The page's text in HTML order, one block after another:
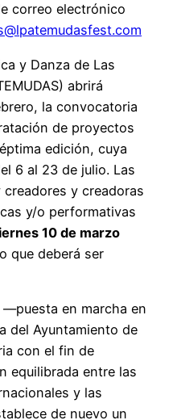
correo electrónico
y Danza de Las
abrirá
la convocatoria
de proyectos
edición, cuya
6 al 23 de julio. Las
y creadoras
y/o performativas
10 de marzo
que deberá ser
en marcha en
del Ayuntamiento de
con el fin de
equilibrada entre las
y las
de nuevo un